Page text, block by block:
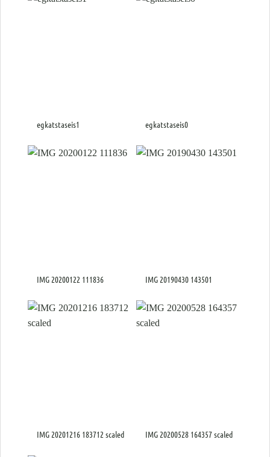
egkatstaseis1 egkatstaseis0
IMG 20200122 111836 IMG 20190430 143501
IMG 20201216 183712 scaled IMG 20200528 164357 scaled